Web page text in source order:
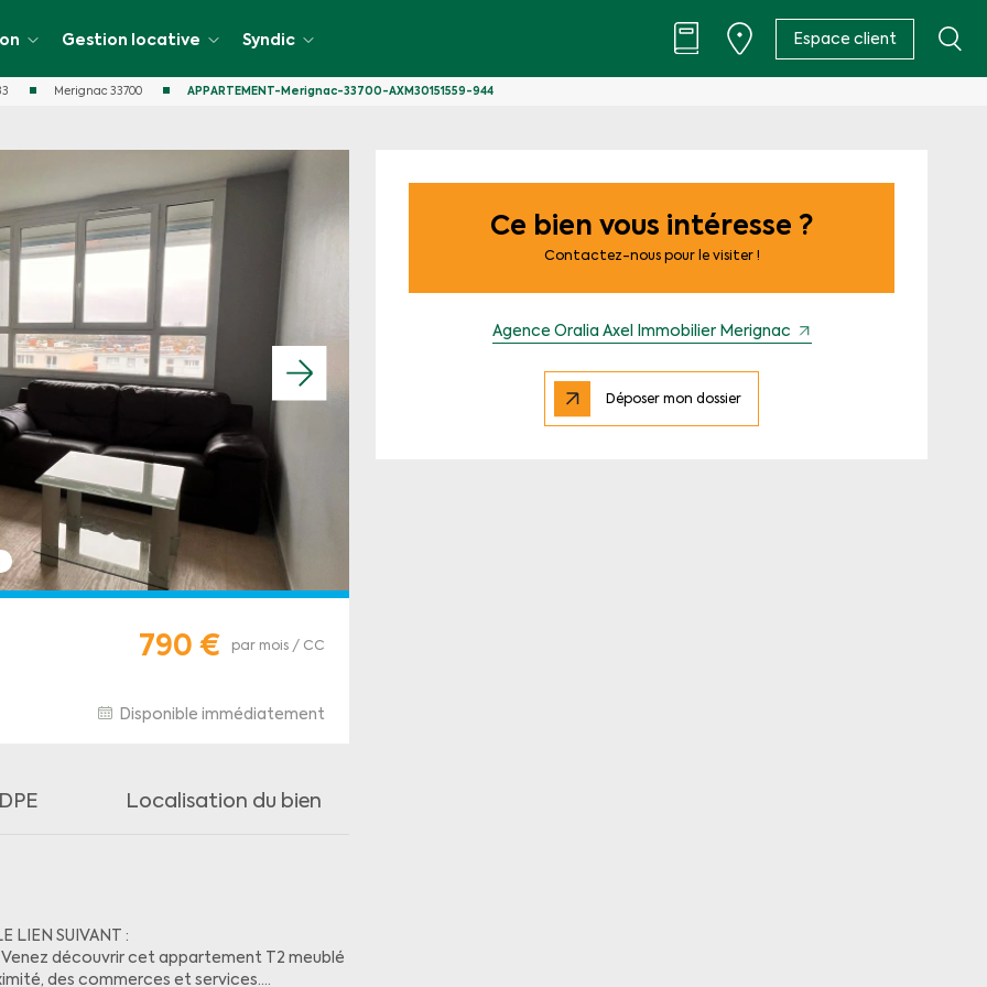
Espace client
Gestion locative Syndic
Merignac 33700 APPARTEMENT-Merignac-33700-AXM30151559-944
790 € par mois / CC
Disponible immédiatement
DPE Localisation du bien
LIEN SUIVANT :
découvrir cet appartement T2 meublé
des commerces et services.
Ce bien vous intéresse ?
Contactez-nous pour le visiter !
Agence Oralia Axel Immobilier Merignac
Déposer mon dossier